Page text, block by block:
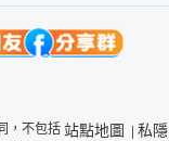
，不包括站點地圖 | 私隱